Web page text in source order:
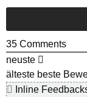
35 Comments
neuste
älteste beste
Inline